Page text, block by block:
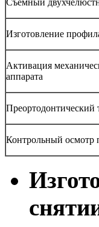
Съёмный
Изготовление
Активация
аппарата
Преортодонтический
Контрольный осмотр